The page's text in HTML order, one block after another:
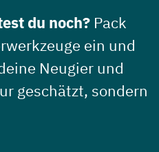
du noch? Pack
ein und
Neugier und
geschätzt, sondern